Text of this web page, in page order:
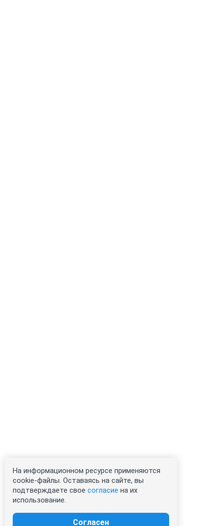
На информационном ресурсе применяются
cookie-файлы. Оставаясь на сайте, вы
подтверждаете свое согласие на их
использование.
Согласен